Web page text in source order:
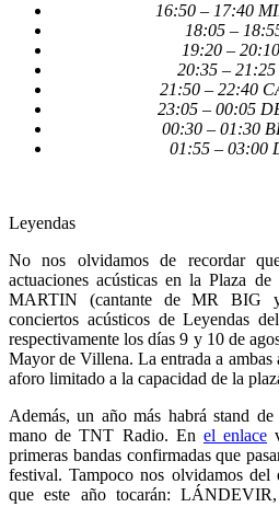
16:50 – 17:40
18:05 –
19:20 –
20:35 –
21:50 – 22:40
23:05 – 00:05
00:30 – 01:30
01:55 – 03:00
Leyendas
No nos olvidamos de recordar
actuaciones acústicas en la Plaza
MARTIN (cantante de MR BIG
conciertos acústicos de Leyendas
respectivamente los días 9 y 10 de
Mayor de Villena. La entrada a ambas
aforo limitado a la capacidad de la
Además, un año más habrá stand
mano de TNT Radio. En el enlace
primeras bandas confirmadas que
festival. Tampoco nos olvidamos del
que este año tocarán: